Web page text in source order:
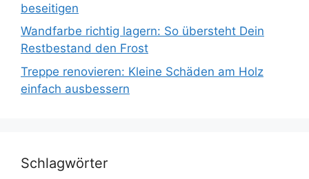
beseitigen
Wandfarbe richtig lagern: So übersteht Dein
Restbestand den Frost
Treppe renovieren: Kleine Schäden am Holz
einfach ausbessern
Schlagwörter